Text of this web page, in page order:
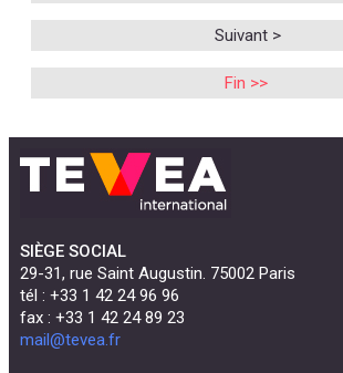
Suivant >
Fin >>
SIÈGE SOCIAL
29-31, rue Saint Augustin. 75002 Paris
tél : +33 1 42 24 96 96
fax : +33 1 42 24 89 23
mail@tevea.fr